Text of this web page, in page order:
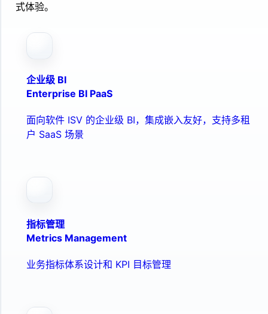
式体验。
企业级 BI
Enterprise BI PaaS
面向软件 ISV 的企业级 BI，集成嵌入友好，支持多租
户 SaaS 场景
指标管理
Metrics Management
业务指标体系设计和 KPI 目标管理